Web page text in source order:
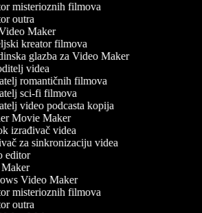
misterioznih filmova
outra
Maker
kreator filmova
glazba za Video Maker
videa
romantičnih filmova
sci-fi filmova
video podcasta kopija
Movie Maker
izrađivač videa
za sinkronizaciju videa
Video Maker
misterioznih filmova
outra